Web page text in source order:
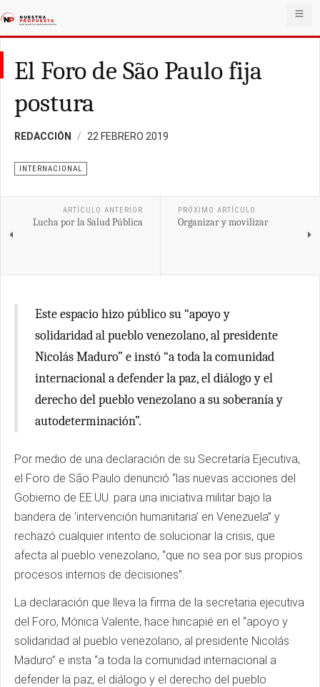
El Foro de São Paulo fija
postura
REDACCIÓN 22 FEBRERO 2019
INTERNACIONAL
ARTÍCULO ANTERIOR
Lucha por la Salud Pública
PRÓXIMO ARTÍCULO
Organizar y movilizar
Este espacio hizo público su “apoyo y
solidaridad al pueblo venezolano, al presidente
Nicolás Maduro” e instó “a toda la comunidad
internacional a defender la paz, el diálogo y el
derecho del pueblo venezolano a su soberanía y
autodeterminación”.
Por medio de una declaración de su Secretaría Ejecutiva,
el Foro de São Paulo denunció “las nuevas acciones del
Gobierno de EE.UU. para una iniciativa militar bajo la
bandera de ‘intervención humanitaria’ en Venezuela” y
rechazó cualquier intento de solucionar la crisis, que
afecta al pueblo venezolano, “que no sea por sus propios
procesos internos de decisiones”.
La declaración que lleva la firma de la secretaria ejecutiva
del Foro, Mónica Valente, hace hincapié en el “apoyo y
solidaridad al pueblo venezolano, al presidente Nicolás
Maduro” e insta “a toda la comunidad internacional a
defender la paz, el diálogo y el derecho del pueblo